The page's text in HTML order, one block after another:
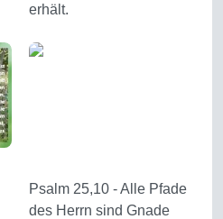
erhält.
Psalm 25,10 - Alle Pfade
des Herrn sind Gnade